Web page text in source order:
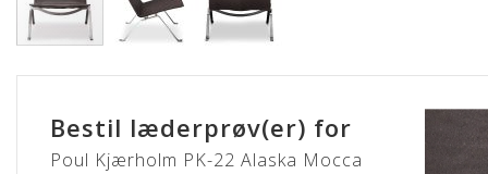
til
Bestil læderprøv(er) for
Poul Kjærholm PK-22 Alaska Mocca